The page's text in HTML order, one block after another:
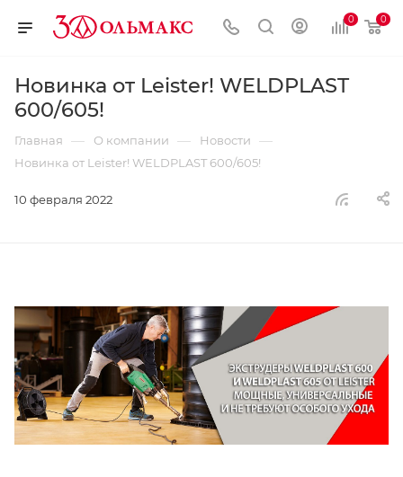
0 0
Новинка от Leister! WELDPLAST
600/605!
Главная — О компании — Новости —
Новинка от Leister! WELDPLAST 600/605!
10 февраля 2022